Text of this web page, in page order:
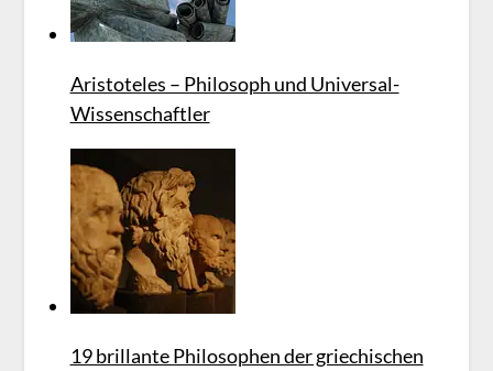
Aristoteles – Philosoph und Universal-
Wissenschaftler
19 brillante Philosophen der griechischen